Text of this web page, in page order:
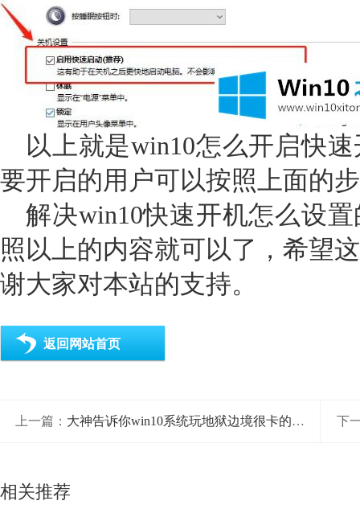
以上就是win10怎么开启快
要开启的用户可以按照上面的
解决win10快速开机怎么设
照以上的内容就可以了，希望
谢大家对本站的支持。
返回网站首页
上一篇： 大神告诉你win10系统玩地狱边境很卡的图文攻略 下
相关推荐